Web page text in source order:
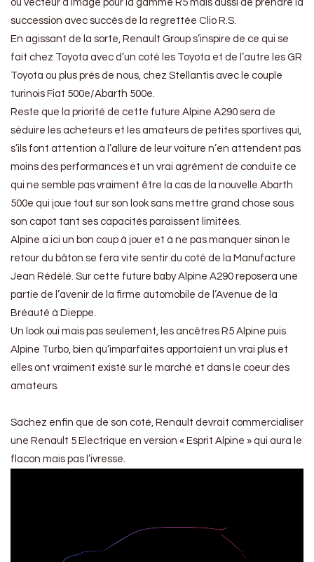
ou vecteur d’image pour la gamme R5 mais aussi de prendre la
succession avec succès de la regrettée Clio R.S.
En agissant de la sorte, Renault Group s’inspire de ce qui se
fait chez Toyota avec d’un coté les Toyota et de l’autre les GR
Toyota ou plus près de nous, chez Stellantis avec le couple
turinois Fiat 500e/Abarth 500e.
Reste que la priorité de cette future Alpine A290 sera de
séduire les acheteurs et les amateurs de petites sportives qui,
s’ils font attention à l’allure de leur voiture n’en attendent pas
moins des performances et un vrai agrément de conduite ce
qui ne semble pas vraiment être la cas de la nouvelle Abarth
500e qui joue tout sur son look sans mettre grand chose sous
son capot tant ses capacités paraissent limitées.
Alpine a ici un bon coup à jouer et à ne pas manquer sinon le
retour du bâton se fera vite sentir du coté de la Manufacture
Jean Rédélé. Sur cette future baby Alpine A290 reposera une
partie de l’avenir de la firme automobile de l’Avenue de la
Bréauté à Dieppe.
Un look oui mais pas seulement, les ancêtres R5 Alpine puis
Alpine Turbo, bien qu’imparfaites apportaient un vrai plus et
elles ont vraiment existé sur le marché et dans le coeur des
amateurs.
Sachez enfin que de son coté, Renault devrait commercialiser
une Renault 5 Electrique en version « Esprit Alpine » qui aura le
flacon mais pas l’ivresse.